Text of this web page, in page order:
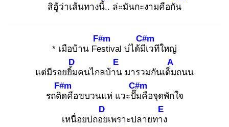
สิฮู้ว่าเส้นทางนี้.. ล่ะมันกะงามคือกัน
* เมือบ้าน Fes
F#m
tival บ่ได้มีเ
C#m
วทีใหญ่
แต่มีรอยยิ้ม
D
คนไกลบ้าน
E
มารวมกันเต็ม
A
ถนน
รถติด
F#m
คือขบวนแห่ แวะปั๊ม
C#m
คือจุดพักใจ
เหนื่อยบ่ถอย
D
เพราะปลายทาง
E